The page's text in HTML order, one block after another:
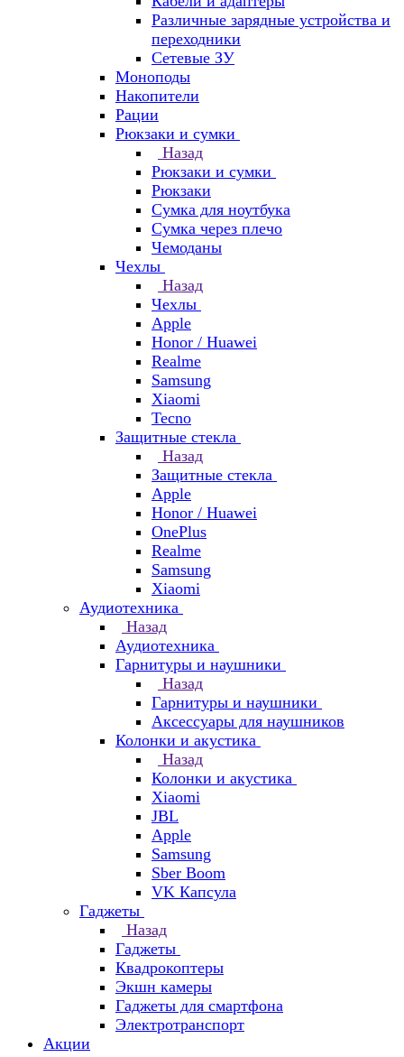
Различные зарядные устройства и
переходники
Сетевые ЗУ
Моноподы
Накопители
Рации
Рюкзаки и сумки
Назад
Рюкзаки и сумки
Рюкзаки
Сумка для ноутбука
Сумка через плечо
Чемоданы
Чехлы
Назад
Чехлы
Apple
Honor / Huawei
Realme
Samsung
Xiaomi
Tecno
Защитные стекла
Назад
Защитные стекла
Apple
Honor / Huawei
OnePlus
Realme
Samsung
Xiaomi
Аудиотехника
Назад
Аудиотехника
Гарнитуры и наушники
Назад
Гарнитуры и наушники
Аксессуары для наушников
Колонки и акустика
Назад
Колонки и акустика
Xiaomi
JBL
Apple
Samsung
Sber Boom
VK Капсула
Гаджеты
Назад
Гаджеты
Квадрокоптеры
Экшн камеры
Гаджеты для смартфона
Электротранспорт
Акции